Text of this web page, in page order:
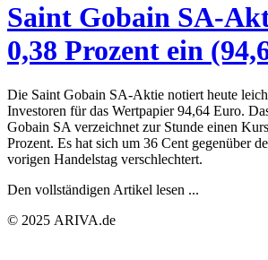
Saint Gobain SA-
0,38 Prozent ein
Die Saint Gobain SA-Aktie notiert heute
Investoren für das Wertpapier 94,64 Euro.
Gobain SA verzeichnet zur Stunde einen
Prozent. Es hat sich um 36 Cent gegenüber
vorigen Handelstag verschlechtert.
Den vollständigen Artikel lesen ...
© 2025 ARIVA.de